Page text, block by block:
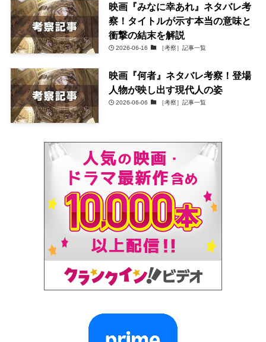
映画『みなに幸あれ』ネタバレ考
察！タイトルが示す本当の意味と
衝撃の結末を解説
2026-06-16 ［考察］記事一覧
映画『何者』ネタバレ考察！登場
人物が映し出す現代人の姿
2026-06-06 ［考察］記事一覧